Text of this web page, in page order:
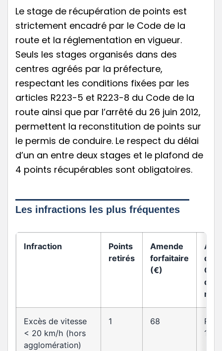
Le stage de récupération de points est
strictement encadré par le Code de la
route et la réglementation en vigueur.
Seuls les stages organisés dans des
centres agréés par la préfecture,
respectant les conditions fixées par les
articles R223-5 et R223-8 du Code de la
route ainsi que par l’arrêté du 26 juin 2012,
permettent la reconstitution de points sur
le permis de conduire. Le respect du délai
d’un an entre deux stages et le plafond de
4 points récupérables sont obligatoires.
Les infractions les plus fréquentes
Infraction
Points
retirés
Amende
forfaitaire
(€)
du
de la
Excès de vitesse
< 20 km/h (hors
agglomération)
1 68
14